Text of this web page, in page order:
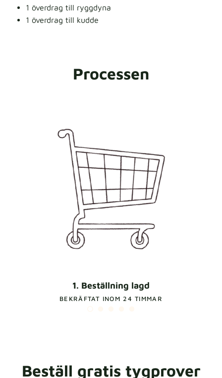
1 överdrag till ryggdyna
1 överdrag till kudde
Processen
BEKRÄFTAT INOM 24 TIMMAR
1. Beställning lagd
Beställ gratis tygprover